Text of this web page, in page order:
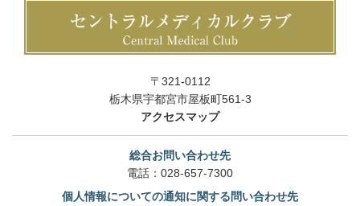
〒321-0112
栃木県宇都宮市屋板町561-3
アクセスマップ
総合お問い合わせ先
電話： 028-657-7300
個人情報についての通知に関する問い合わせ先